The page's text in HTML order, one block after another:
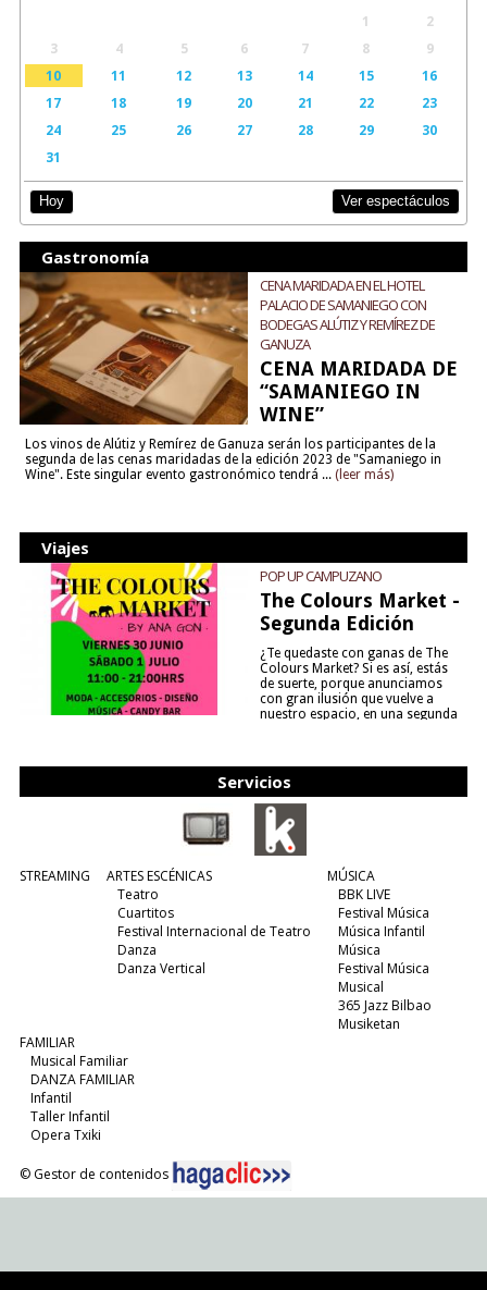
1
2
3
4 5 6 7 8
9
10
11 12 13 14 15
16
17
18 19 20 21 22
23
24
25 26 27 28 29
30
31
Hoy Ver espectáculos
Gastronomía
CENA MARIDADA EN EL HOTEL
PALACIO DE SAMANIEGO CON
BODEGAS ALÚTIZ Y REMÍREZ DE
GANUZA
CENA MARIDADA DE
“SAMANIEGO IN
WINE”
Los vinos de Alútiz y Remírez de Ganuza serán los participantes de la
segunda de las cenas maridadas de la edición 2023 de "Samaniego in
Wine". Este singular evento gastronómico tendrá ... (leer más)
Viajes
POP UP CAMPUZANO
The Colours Market -
Segunda Edición
¿Te quedaste con ganas de The
Colours Market? Si es así, estás
de suerte, porque anunciamos
con gran ilusión que vuelve a
nuestro espacio, en una segunda
Servicios
STREAMING
ARTES ESCÉNICAS
Teatro
Cuartitos
Festival Internacional de Teatro
Danza
Danza Vertical
MÚSICA
BBK LIVE
Festival Música
Música Infantil
Música
Festival Música
Musical
365 Jazz Bilbao
Musiketan
FAMILIAR
Musical Familiar
DANZA FAMILIAR
Infantil
Taller Infantil
Opera Txiki
© Gestor de contenidos